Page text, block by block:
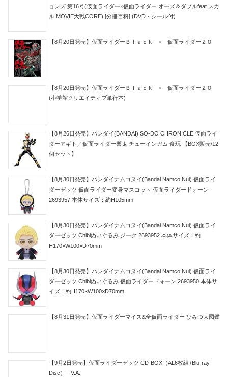
ョンズ 第16号(仮面ライダー×仮面ライダー オーズ＆ダブルfeat.スカ
ル MOVIE大戦CORE) [分冊百科] (DVD・シール付)
【8月20日発売】仮面ライダーＢｌａｃｋ × 仮面ライダーＺＯ
【8月20日発売】仮面ライダーＢｌａｃｋ × 仮面ライダーＺＯ
(小学館クリエイティブ単行本)
【8月26日発売】バンダイ(BANDAI) SO-DO CHRONICLE 仮面ライ
ダーアギト／仮面ライダー響鬼 チューインガム 食玩 【BOX販売/12
個セット】
【8月30日発売】バンダイナムコヌイ(Bandai Namco Nui) 仮面ライ
ダーゼッツ 仮面ライダー変身マスコット 仮面ライダードォーン
2693957 本体サイズ：約H105mm
【8月30日発売】バンダイナムコヌイ(Bandai Namco Nui) 仮面ライ
ダーゼッツ Chibiぬいぐるみ ジーク 2693952 本体サイズ：約
H170×W100×D70mm
【8月30日発売】バンダイナムコヌイ(Bandai Namco Nui) 仮面ライ
ダーゼッツ Chibiぬいぐるみ 仮面ライダードォーン 2693950 本体サ
イズ：約H170×W100×D70mm
【8月31日発売】仮面ライダーマイス&全仮面ライダー ひみつ大図鑑
【9月2日発売】仮面ライダーゼッツ CD-BOX（AL6枚組+Blu-ray
Disc） - V.A.